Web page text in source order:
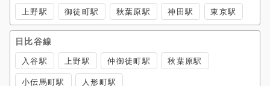
上野駅 御徒町駅 秋葉原駅 神田駅 東京駅
日比谷線
入谷駅 上野駅 仲御徒町駅 秋葉原駅
小伝馬町駅 人形町駅